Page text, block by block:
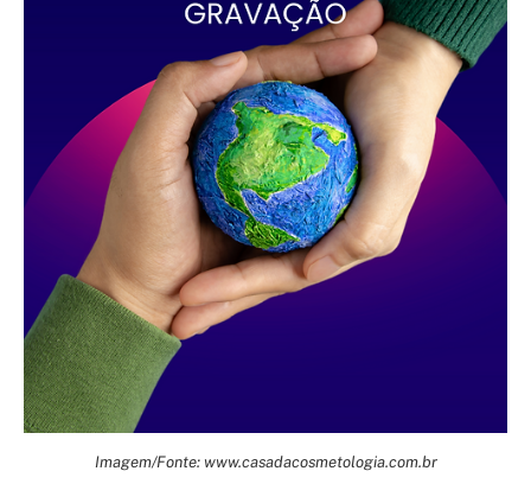
Imagem/Fonte: www.casadacosmetologia.com.br